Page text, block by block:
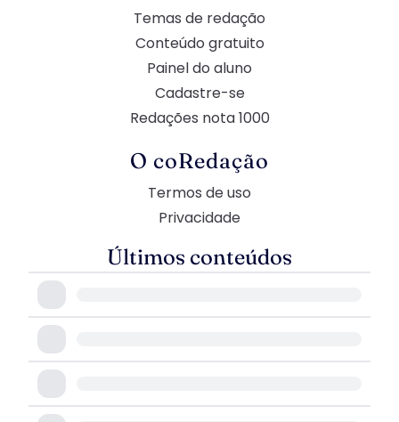
Temas de redação
Conteúdo gratuito
Painel do aluno
Cadastre-se
Redações nota 1000
O coRedação
Termos de uso
Privacidade
Últimos conteúdos